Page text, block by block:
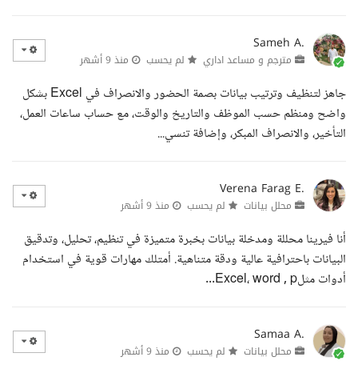
Sameh A.
مترجم و مساعد اداري لم يحسب منذ 9 أشهر
جاهز لتنظيف وترتيب بيانات بصمة الحضور والانصراف في Excel بشكل
واضح ومنظم حسب الموظف والتاريخ والوقت، مع حساب ساعات العمل،
التأخير، والانصراف المبكر، وإضافة تنسي...
Verena Farag E.
محلل بيانات لم يحسب منذ 9 أشهر
أنا فيرينا محللة ومدخلة بيانات بخبرة متميزة في تنظيم، تحليل، وتدقيق
البيانات باحترافية عالية ودقة متناهية. أمتلك مهارات قوية في استخدام
أدوات مثلExcel، word , p...
Samaa A.
محلل بيانات لم يحسب منذ 9 أشهر